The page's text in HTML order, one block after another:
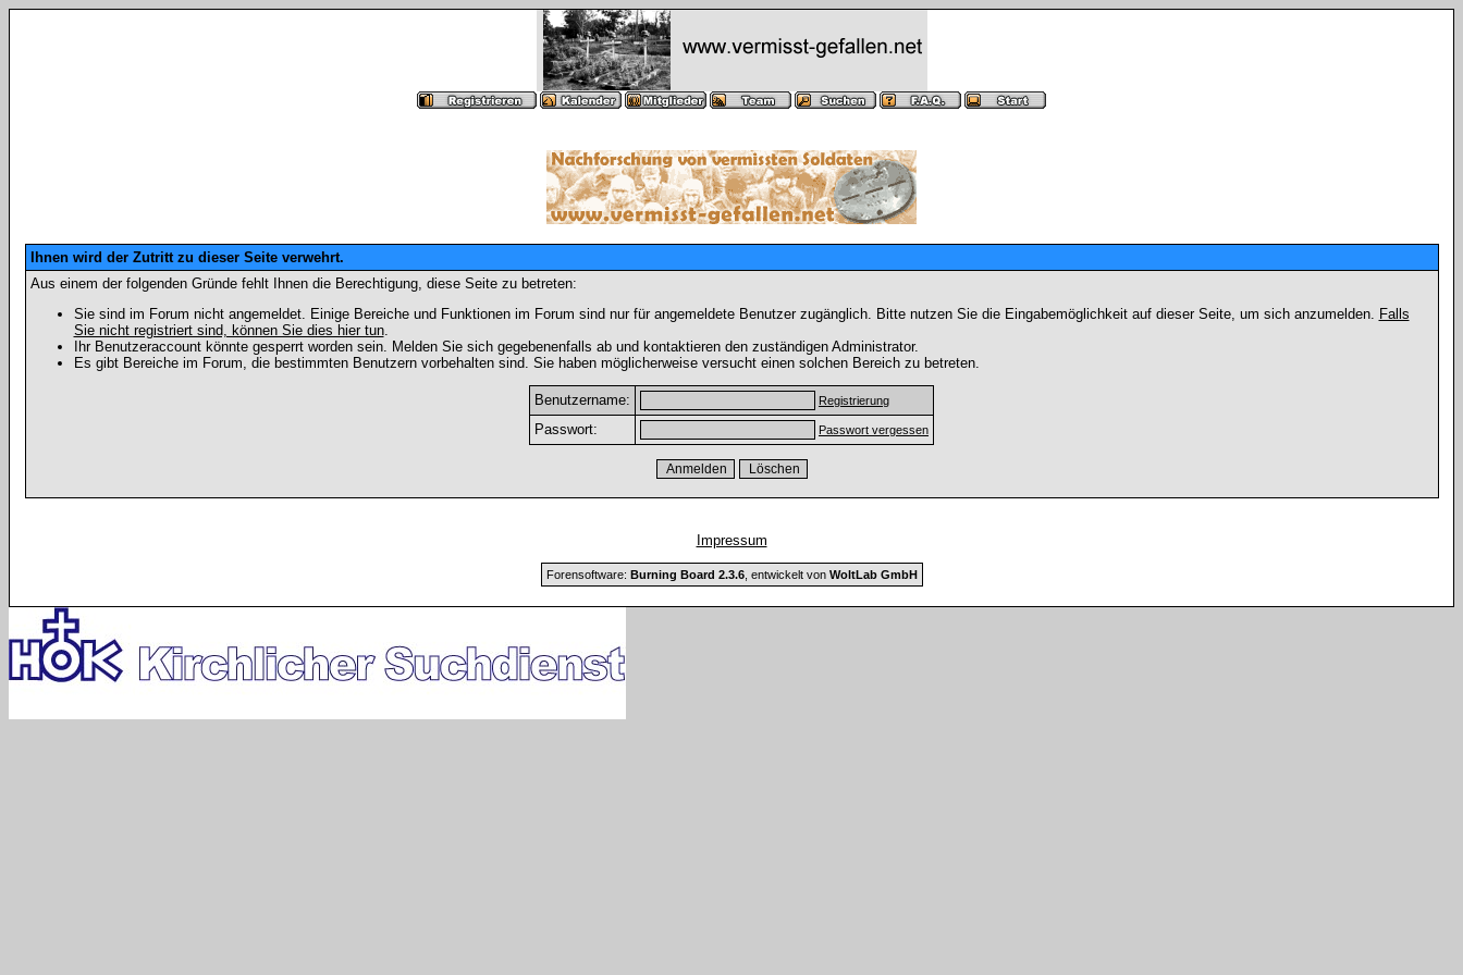
Ihnen wird der Zutritt zu dieser Seite verwehrt.
Aus einem der folgenden Gründe fehlt Ihnen die Berechtigung, diese Seite zu betreten:
Sie sind im Forum nicht angemeldet. Einige Bereiche und Funktionen im Forum sind nur für angemeldete Benutzer zugänglich. Bitte nutzen Sie die Eingabemöglichkeit auf dieser Seite, um sich anzumelden. Falls
Sie nicht registriert sind, können Sie dies hier tun.
Ihr Benutzeraccount könnte gesperrt worden sein. Melden Sie sich gegebenenfalls ab und kontaktieren den zuständigen Administrator.
Es gibt Bereiche im Forum, die bestimmten Benutzern vorbehalten sind. Sie haben möglicherweise versucht einen solchen Bereich zu betreten.
Benutzername: Registrierung
Passwort: Passwort vergessen
Impressum
Forensoftware: Burning Board 2.3.6, entwickelt von WoltLab GmbH